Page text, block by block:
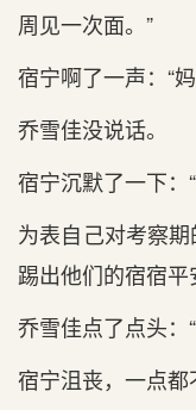
周见一次面。”
宿宁啊了一声：“
乔雪佳没说话。
宿宁沉默了一下：
为表自己对考察
踢出‌他们的宿宿平
乔雪佳点了点头‌：
宿宁沮丧，一点都